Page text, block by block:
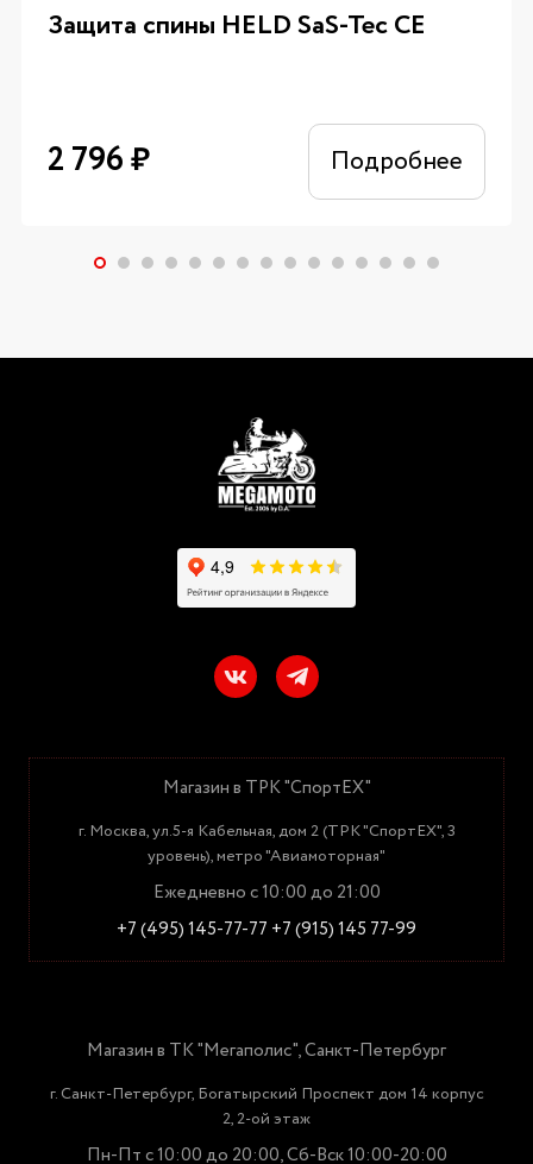
Защита спины HELD SaS-Tec CE
2 796₽ Подробнее
Магазин в ТРК "СпортЕХ"
г. Москва, ул.5-я Кабельная, дом 2 (ТРК "СпортЕХ", 3
уровень), метро "Авиамоторная"
Ежедневно с 10:00 до 21:00
+7 (495) 145-77-77 +7 (915) 145 77-99
Магазин в ТК "Мегаполис", Санкт-Петербург
г. Санкт-Петербург, Богатырский Проспект дом 14 корпус
2, 2-ой этаж
Пн-Пт с 10:00 до 20:00, Сб-Вск 10:00-20:00